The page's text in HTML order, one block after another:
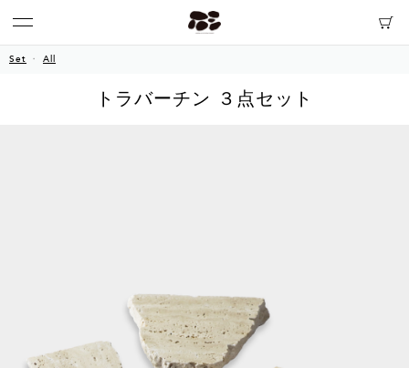
Set All
トラバーチン ３点セット